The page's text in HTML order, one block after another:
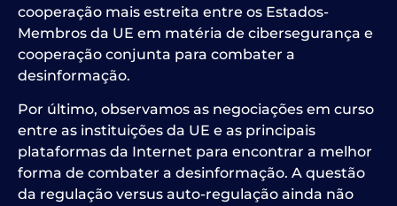
cooperação mais estreita entre os Estados-
Membros da UE em matéria de cibersegurança e
cooperação conjunta para combater a
desinformação.
Por último, observamos as negociações em curso
entre as instituições da UE e as principais
plataformas da Internet para encontrar a melhor
forma de combater a desinformação. A questão
da regulação versus auto-regulação ainda não